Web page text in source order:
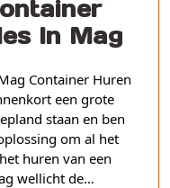
In Mag
Container Huren
een grote
staan en ben
om al het
huren van een
wellicht de…